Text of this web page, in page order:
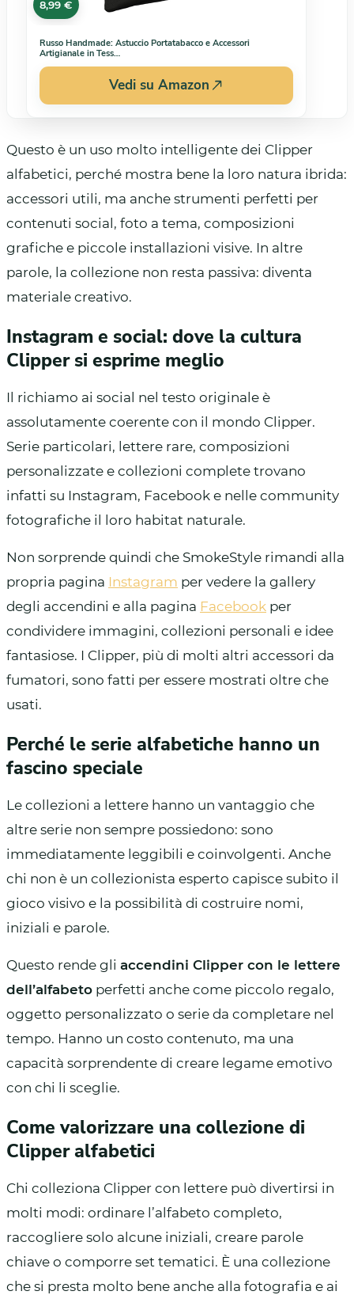
8,99 €
Russo Handmade: Astuccio Portatabacco e Accessori
Artigianale in Tess…
Vedi su Amazon
Questo è un uso molto intelligente dei Clipper
alfabetici, perché mostra bene la loro natura ibrida:
accessori utili, ma anche strumenti perfetti per
contenuti social, foto a tema, composizioni
grafiche e piccole installazioni visive. In altre
parole, la collezione non resta passiva: diventa
materiale creativo.
Instagram e social: dove la cultura
Clipper si esprime meglio
Il richiamo ai social nel testo originale è
assolutamente coerente con il mondo Clipper.
Serie particolari, lettere rare, composizioni
personalizzate e collezioni complete trovano
infatti su Instagram, Facebook e nelle community
fotografiche il loro habitat naturale.
Non sorprende quindi che SmokeStyle rimandi alla
propria pagina Instagram per vedere la gallery
degli accendini e alla pagina Facebook per
condividere immagini, collezioni personali e idee
fantasiose. I Clipper, più di molti altri accessori da
fumatori, sono fatti per essere mostrati oltre che
usati.
Perché le serie alfabetiche hanno un
fascino speciale
Le collezioni a lettere hanno un vantaggio che
altre serie non sempre possiedono: sono
immediatamente leggibili e coinvolgenti. Anche
chi non è un collezionista esperto capisce subito il
gioco visivo e la possibilità di costruire nomi,
iniziali e parole.
Questo rende gli accendini Clipper con le lettere
dell’alfabeto perfetti anche come piccolo regalo,
oggetto personalizzato o serie da completare nel
tempo. Hanno un costo contenuto, ma una
capacità sorprendente di creare legame emotivo
con chi li sceglie.
Come valorizzare una collezione di
Clipper alfabetici
Chi colleziona Clipper con lettere può divertirsi in
molti modi: ordinare l’alfabeto completo,
raccogliere solo alcune iniziali, creare parole
chiave o comporre set tematici. È una collezione
che si presta molto bene anche alla fotografia e ai